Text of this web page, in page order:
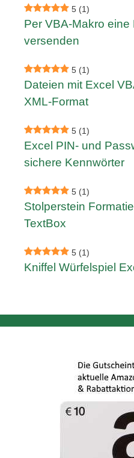
5 (1)
Per VBA-Makro eine
versenden
5 (1)
Dateien mit Excel
XML-Format
5 (1)
Excel PIN- und
sichere Kennwörter
5 (1)
Stolperstein
TextBox
5 (1)
Kniffel Würfelspiel